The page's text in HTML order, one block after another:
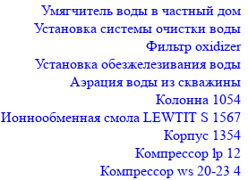
Умягчитель воды в частный дом
Установка системы очистки воды
Фильтр oxidizer
Установка обезжелезивания воды
Аэрация воды из скважины
Колонна 1054
Ионнообменная смола LEWTIT S 1567
Корпус 1354
Компрессор lp 12
Компрессор ws 20-23 4